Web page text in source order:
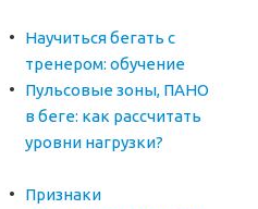
Научиться бегать с
тренером: обучение
Пульсовые зоны, ПАНО
в беге: как рассчитать
уровни нагрузки?
Признаки